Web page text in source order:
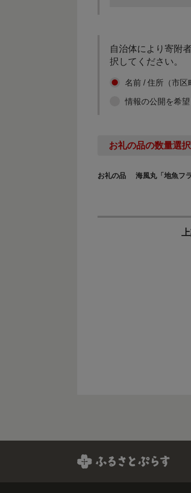
自治体により寄附
択してください。
名前 / 住所（市
情報の公開を希
お礼の品の数量選択
お礼の品 海風丸「地魚フ